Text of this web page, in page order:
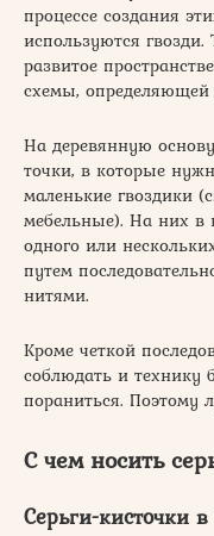
процессе создания
используются гвозди.
развитое
схемы, определяющей
На деревянную
точки, в которые
маленькие гвоздики
мебельные). На них в
одного или
путем
нитями.
Кроме четкой
соблюдать и технику
пораниться. Поэтому
С чем носить
Серьги-кисточки